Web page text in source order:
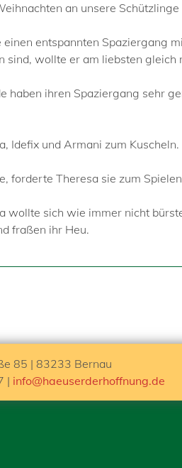
an unsere
entspannten Spaziergang
sind, wollte er am liebsten gleich
ihren Spaziergang sehr
Idefix und Armani zum
forderte Theresa sie zum
sich wie immer nicht
fraßen ihr Heu.
85 | 83233 Bernau
| info@haeuserderhoffnung.de